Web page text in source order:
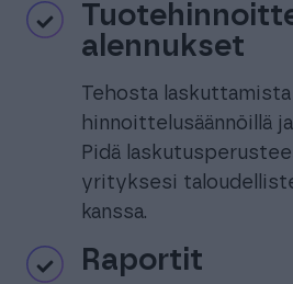
alennukset
Tehosta
hinnoittelusäännöillä
Pidä
yrityksesi
kanssa.
Raportit